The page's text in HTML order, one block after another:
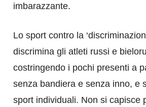
imbarazzante.
Lo sport contro la
discrimina gli atleti russi e
costringendo i pochi presenti a
senza bandiera e senza inno, e
sport individuali. Non si capisce